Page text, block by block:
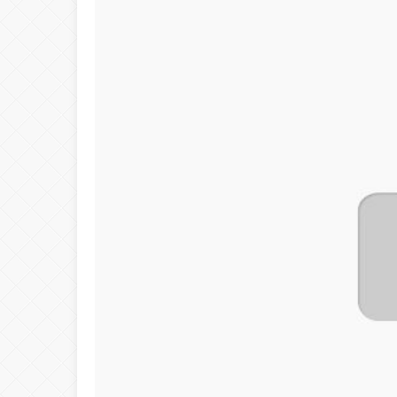
Diyanet’te